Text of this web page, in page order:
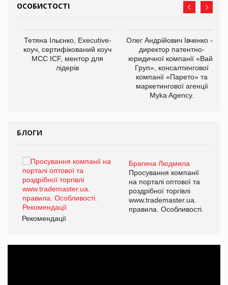
ОСОБИСТОСТІ
Тетяна Ільєнко, Executive-
коуч, сертифікований коуч
МСС ICF, ментор для
лідерів
Олег Андрійович Івченко —
директор патентно-
юридичної компанії «Вайз
Груп», консалтингової
компанії «Парето» та
маркетингової агенції
Myka Agency.
БЛОГИ
Брагина Людмила
Просування компанії
на порталі оптової та
роздрібної торгівлі
www.trademaster.ua.
правила. Особливості.
Рекомендації